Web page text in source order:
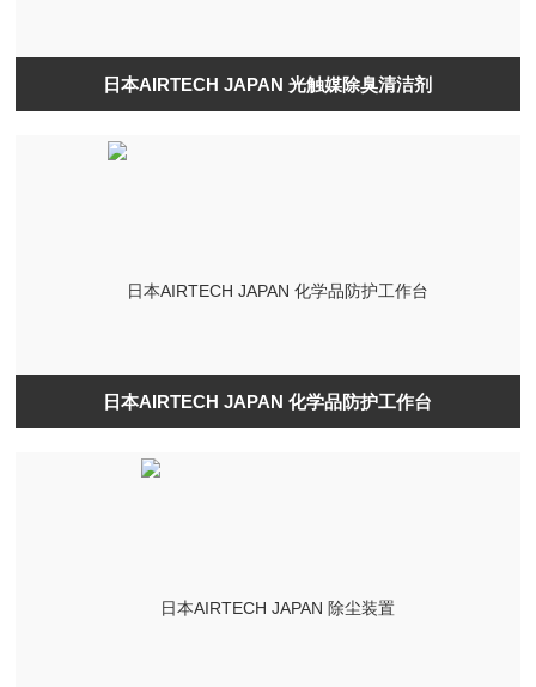
日本AIRTECH JAPAN 光触媒除臭清洁剂
日本AIRTECH JAPAN 化学品防护工作台